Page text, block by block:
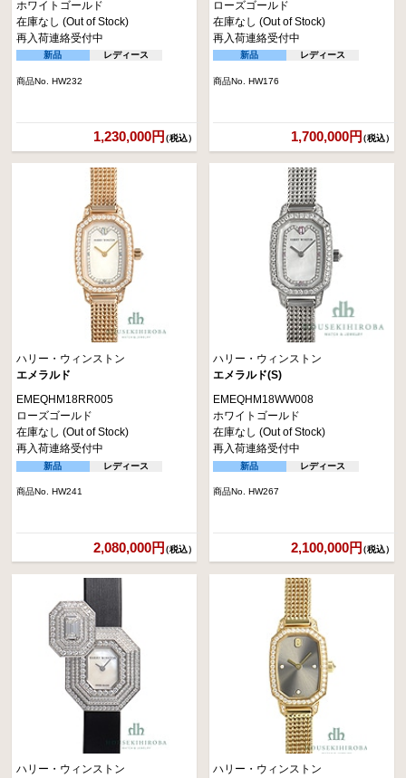
ホワイトゴールド
在庫なし (Out of Stock)
再入荷連絡受付中
新品 レディース
商品No. HW232
1,230,000円（税込）
ローズゴールド
在庫なし (Out of Stock)
再入荷連絡受付中
新品 レディース
商品No. HW176
1,700,000円（税込）
ハリー・ウィンストン
エメラルド
EMEQHM18RR005
ローズゴールド
在庫なし (Out of Stock)
再入荷連絡受付中
新品 レディース
商品No. HW241
2,080,000円（税込）
ハリー・ウィンストン
エメラルド(S)
EMEQHM18WW008
ホワイトゴールド
在庫なし (Out of Stock)
再入荷連絡受付中
新品 レディース
商品No. HW267
2,100,000円（税込）
ハリー・ウィンストン
ハリー・ウィンストン